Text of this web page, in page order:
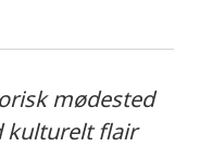
mødested
kulturelt flair